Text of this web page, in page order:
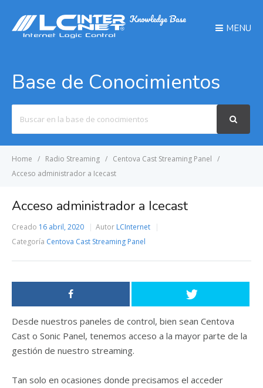
MENU
Base de Conocimientos
For
Home Radio Streaming
Centova Cast Streaming Panel
Acceso administrador a Icecast
Acceso administrador a Icecast
Creado 16 abril, 2020 Autor LCInternet
Categoría Centova Cast Streaming Panel
Desde nuestros paneles de control, bien sean Centova
Cast o Sonic Panel, tenemos acceso a la mayor parte de la
gestión de nuestro streaming.
Tan solo en ocasiones donde precisamos el acceder